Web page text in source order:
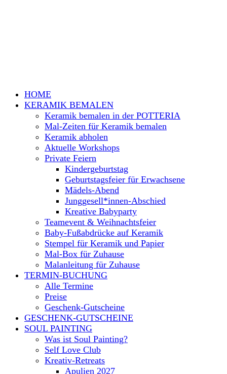
HOME
KERAMIK BEMALEN
Keramik bemalen in der POTTERIA
Mal-Zeiten für Keramik bemalen
Keramik abholen
Aktuelle Workshops
Private Feiern
Kindergeburtstag
Geburtstagsfeier für Erwachsene
Mädels-Abend
Junggesell*innen-Abschied
Kreative Babyparty
Teamevent & Weihnachtsfeier
Baby-Fußabdrücke auf Keramik
Stempel für Keramik und Papier
Mal-Box für Zuhause
Malanleitung für Zuhause
TERMIN-BUCHUNG
Alle Termine
Preise
Geschenk-Gutscheine
GESCHENK-GUTSCHEINE
SOUL PAINTING
Was ist Soul Painting?
Self Love Club
Kreativ-Retreats
Apulien 2027